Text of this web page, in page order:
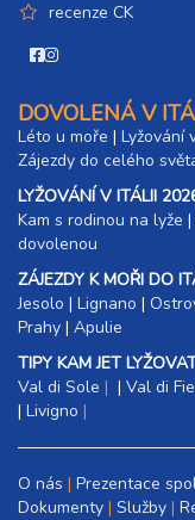
recenze CK
DOVOLENÁ V
Léto u moře | Lyžování
Zájezdy do celého
LYŽOVÁNÍ V ITÁLII
Kam s rodinou na lyže |​
dovolenou
ZÁJEZDY K MOŘI DO
Jesolo | Lignano |
Prahy | Apulie
TIPY KAM JET
Val di Sole
| Val di
| Livigno
O nás Prezentace
Dokumenty Služby